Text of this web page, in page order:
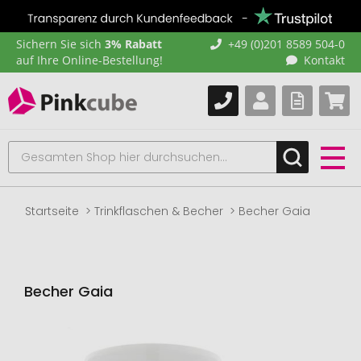
Sichern Sie sich 3% Rabatt
auf Ihre Online-Bestellung!
+49 (0)201 8589 504-0
Kontakt
Startseite Trinkflaschen & Becher Becher Gaia
Becher Gaia